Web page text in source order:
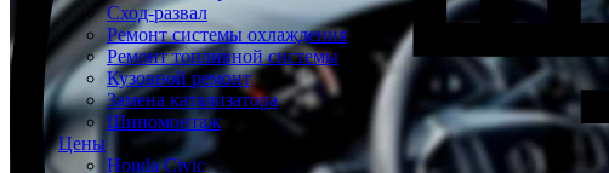
Сход-развал
Ремонт системы охлаждения
Ремонт топливной системы
Кузовной ремонт
Замена катализатора
Шиномонтаж
Цены
Honda Civic